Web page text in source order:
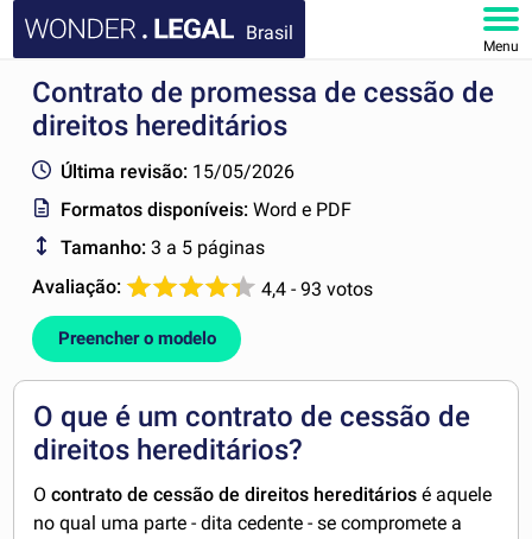
Brasil
Menu
HOME
FAQ
MINHA CONTA
Contrato de promessa de cessão de
direitos hereditários
Última revisão: 15/05/2026
Formatos disponíveis:Word e PDF
Tamanho: 3 a 5 páginas
Avaliação:
4,4 - 93 votos
Preencher o modelo
O que é um contrato de cessão de
direitos hereditários?
Ocontrato de cessão de direitos hereditários é aquele
no qual uma parte - dita cedente - se compromete a